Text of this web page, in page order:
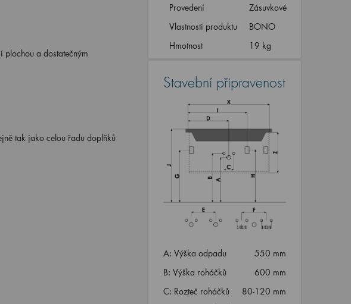
plochou a dostatečným
tak jako celou řadu doplňků
Provedení
Zásuvkové
Vlastnosti produktu
BONO
Hmotnost
19 kg
Stavební připravenost
A: Výška odpadu
550 mm
B: Výška roháčků
600 mm
C: Rozteč roháčků
80-120 mm